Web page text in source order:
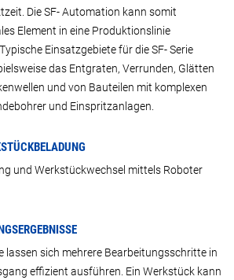
Die SF- Automation kann somit
Element in eine Produktionslinie
Einsatzgebiete für die SF- Serie
das Entgraten, Verrunden, Glätten
und von Bauteilen mit komplexen
und Einspritzanlagen.
und Werkstückwechsel mittels Roboter
lassen sich mehrere Bearbeitungsschritte in
effizient ausführen. Ein Werkstück kann